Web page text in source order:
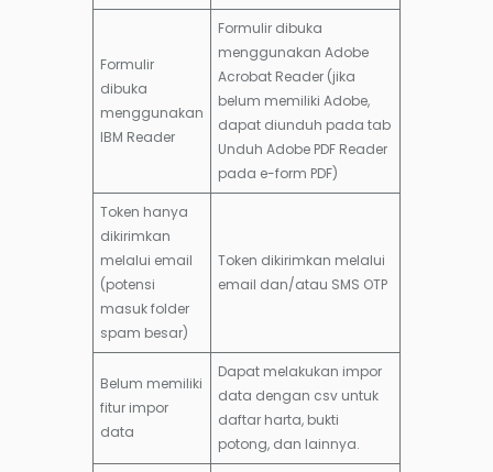
Formulir
dibuka
menggunakan
IBM Reader
Formulir dibuka
menggunakan Adobe
Acrobat Reader (jika
belum memiliki Adobe,
dapat diunduh pada tab
Unduh Adobe PDF Reader
pada e-form PDF)
Token hanya
dikirimkan
melalui email
(potensi
masuk folder
spam besar)
Token dikirimkan melalui
email dan/atau SMS OTP
Belum memiliki
fitur impor
data
Dapat melakukan impor
data dengan csv untuk
daftar harta, bukti
potong, dan lainnya.